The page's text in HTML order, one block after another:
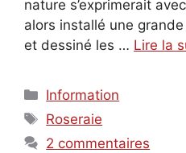
nature s’exprimerait
alors installé une
et dessiné les … Lire la
Catégories
Information
Étiquettes
Roseraie
2 commentaires